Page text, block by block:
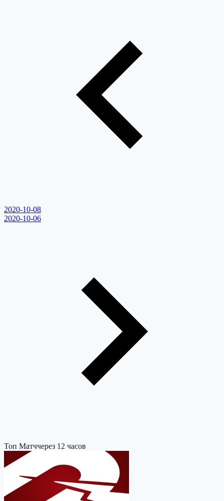
2020-10-08
2020-10-06
Топ Матччерез 12 часов